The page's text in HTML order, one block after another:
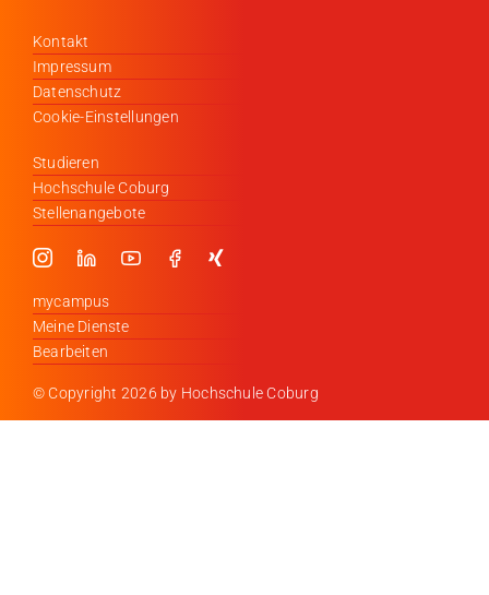
Kontakt
Impressum
Datenschutz
Cookie-Einstellungen
Studieren
Hochschule Coburg
Stellenangebote
mycampus
Meine Dienste
Bearbeiten
© Copyright 2026 by Hochschule Coburg